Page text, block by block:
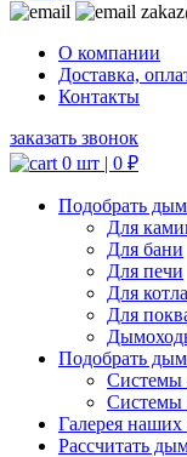
О компании
Доставка,
Контакты
заказать звонок
0 шт | 0 ₽
Подобрать
Для
Для бани
Для печи
Для котла
Для
Подобрать
Системы
Системы
Галерея наших
Рассчитать